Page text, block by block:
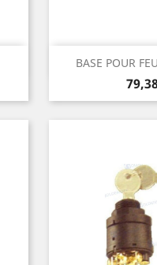
BASE POUR
Prix
